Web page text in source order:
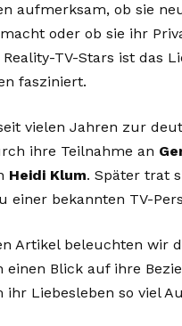
aufmerksam, ob sie
oder ob sie ihr
TV-Stars ist das
fasziniert.
vielen Jahren zur
ihre Teilnahme an
Heidi Klum. Später trat
einer bekannten TV-
Artikel beleuchten wir
einen Blick auf ihre
ihr Liebesleben so viel